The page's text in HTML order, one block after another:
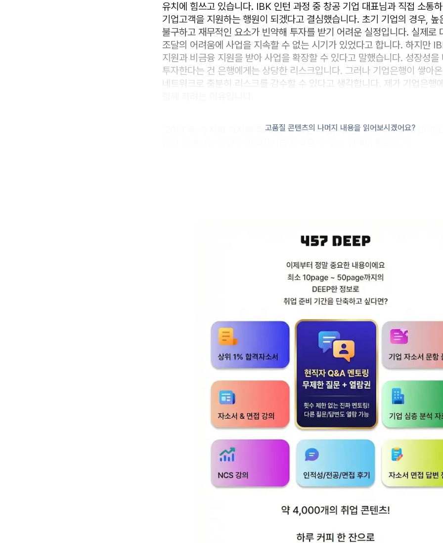
유치에 힘쓰고 있습니다. IBK 인턴 과정 중 창공 기업 대표님과 직접 소통
기업고객을 지원하는 행원이 되겠다고 결심했습니다. 초기 기업의 경우, 높
불구하고 재무적인 요소가 빈약해 투자를 받기 어려운 실정입니다. 실제로
조달의 어려움에 사업을 지속할 수 없는 시기가 있었다고 합니다. 하지만
지원과 비금융 지원을 받아 사업을 확장할 수 있다고 말했습니다. 성장성을
투자한다는 건 은행에게는 상당한 리스크입니다. 그러나 기업은행이 쌓아
네트워크로 충분히 리스크를 감수할 수 있다고 생각합니다. 제가 기업은행
20년 후, 수치와 가치를 함께 볼 수 있는 기업금융인이 되어 있을 것입니다.
고품질 콘텐츠의 나머지 내용을 읽어보시겠어요?